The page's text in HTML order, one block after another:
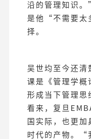
沿的管理知识。
是他“不需要太
择。
吴世均至今还清
课是《管理学概
形成当下管理
看来，复旦
国实际，也更加
时代的产物。“